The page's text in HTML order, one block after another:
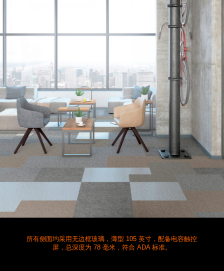
所有侧面均采用无边框玻璃，薄型 105 英寸，配备电容触控
屏，总深度为 78 毫米，符合 ADA 标准。